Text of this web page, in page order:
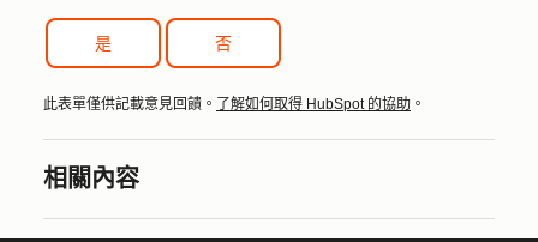
是 否
此表單僅供記載意見回饋。 了解如何取得 HubSpot 的協助 。
相關內容